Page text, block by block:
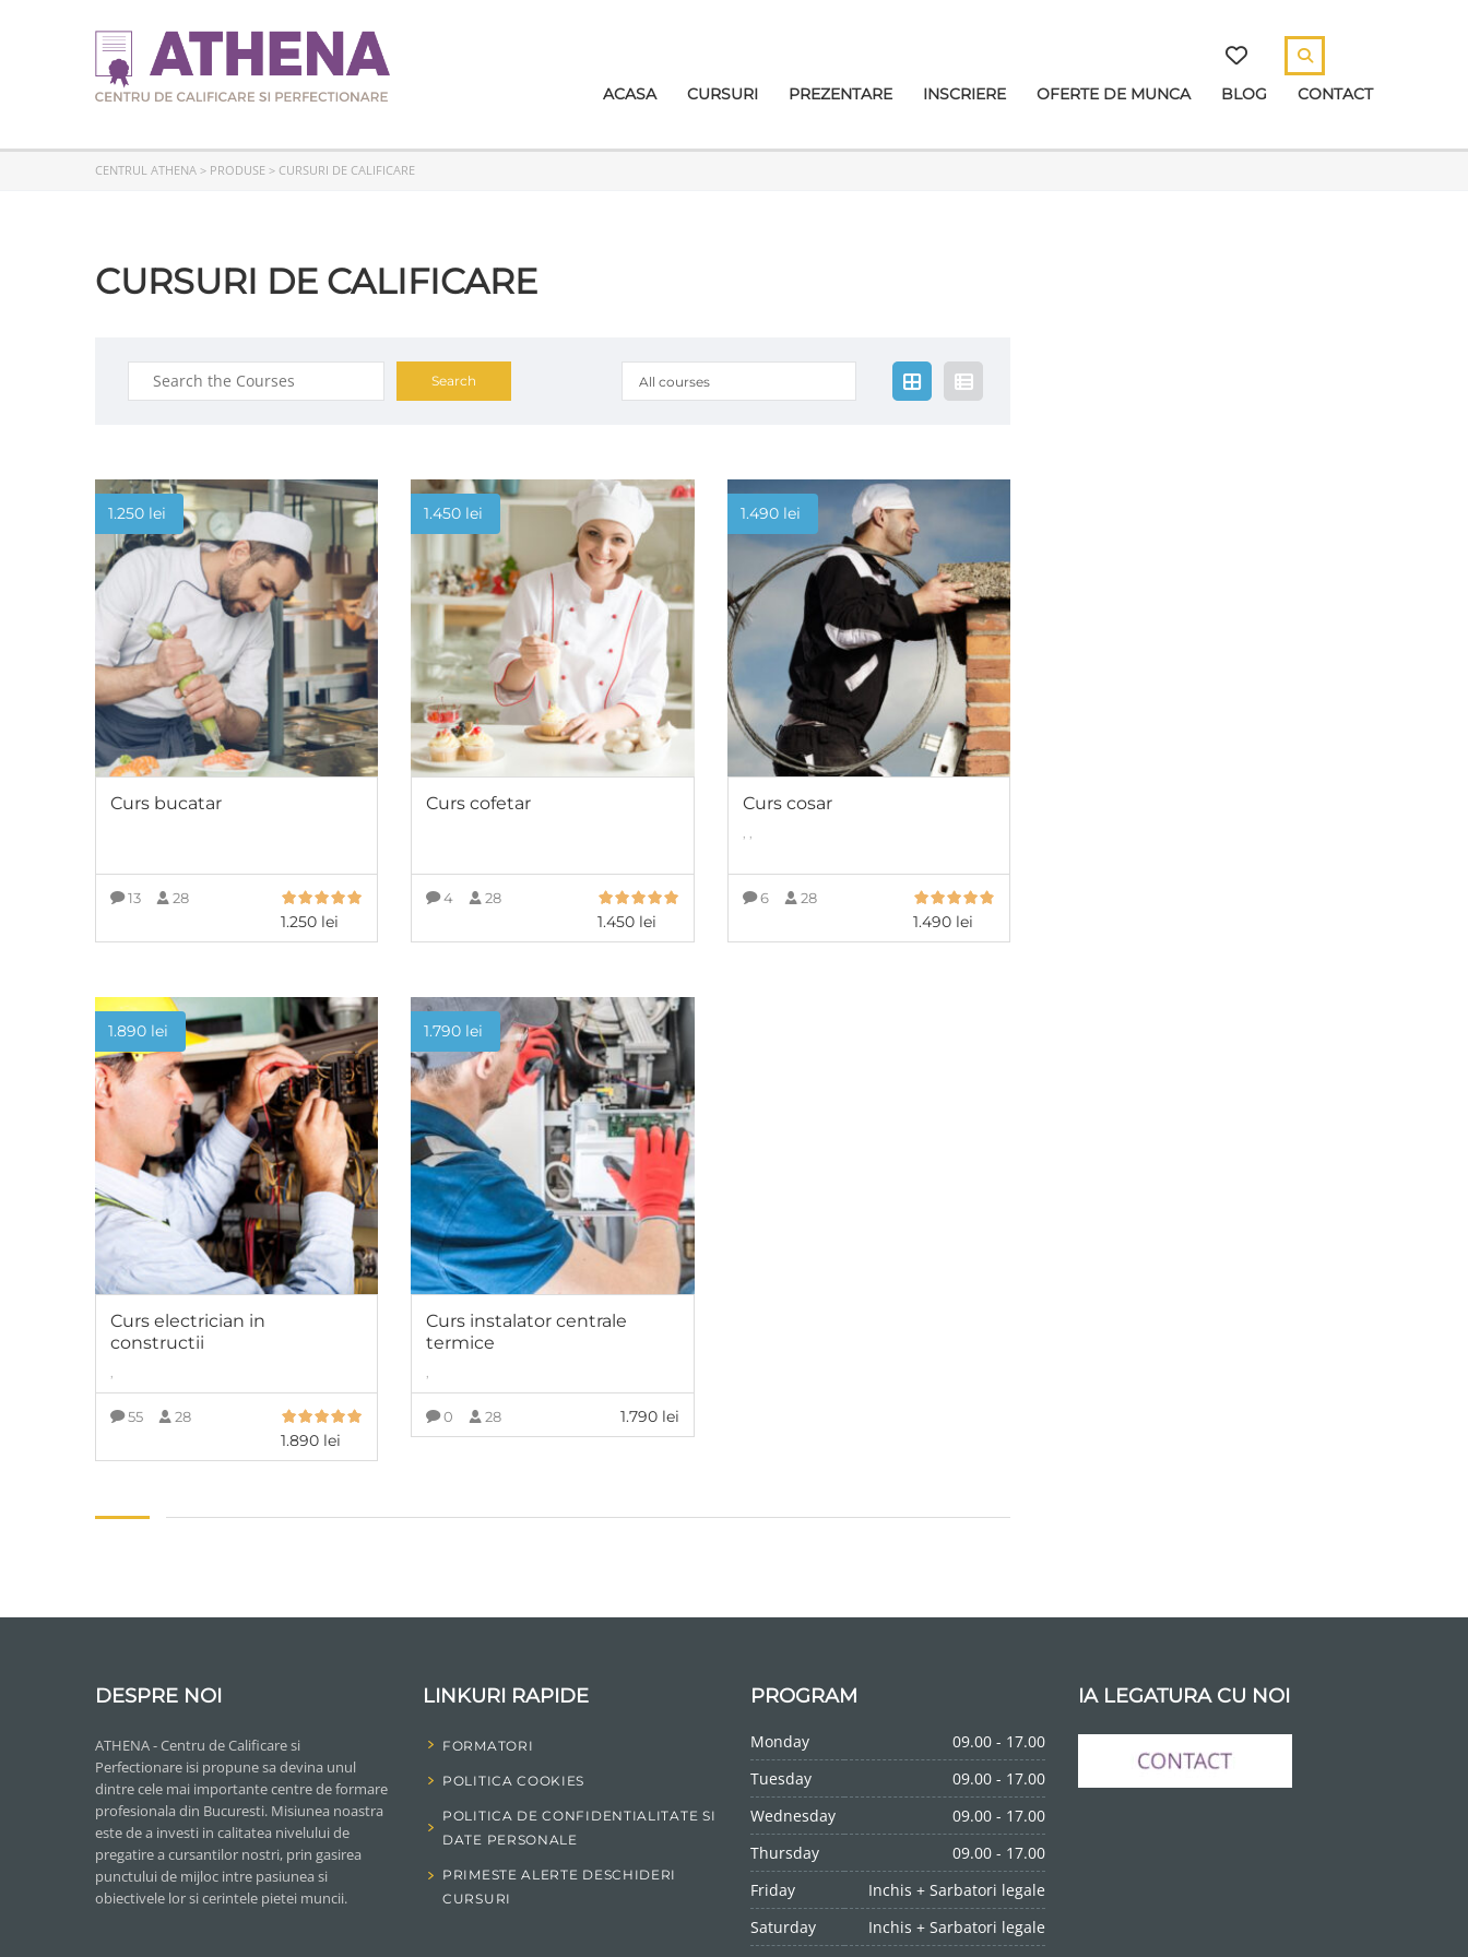
ACASA CURSURI PREZENTARE INSCRIERE OFERTE DE MUNCA BLOG CONTACT
CENTRUL ATHENA > PRODUSE > CURSURI DE CALIFICARE
CURSURI DE CALIFICARE
Search
for:
All courses
1.250 lei
Curs bucatar
13 28
1.250 lei
1.450 lei
Curs cofetar
4 28
1.450 lei
1.490 lei
Curs cosar
6 28
1.490 lei
1.890 lei
Curs electrician in
constructii
55 28
1.890 lei
1.790 lei
Curs instalator centrale
termice
0 28 1.790 lei
DESPRE NOI
ATHENA - Centru de Calificare si
Perfectionare isi propune sa devina unul
dintre cele mai importante centre de formare
profesionala din Bucuresti. Misiunea noastra
este de a investi in calitatea nivelului de
pregatire a cursantilor nostri, prin gasirea
punctului de mijloc intre pasiunea si
obiectivele lor si cerintele pietei muncii.
LINKURI RAPIDE
FORMATORI
POLITICA COOKIES
POLITICA DE CONFIDENTIALITATE SI
DATE PERSONALE
PRIMESTE ALERTE DESCHIDERI
CURSURI
PROGRAM
Monday
09.00 - 17.00
Tuesday
09.00 - 17.00
Wednesday
09.00 - 17.00
Thursday
09.00 - 17.00
Friday
Inchis + Sarbatori legale
Saturday
Inchis + Sarbatori legale
IA LEGATURA CU NOI